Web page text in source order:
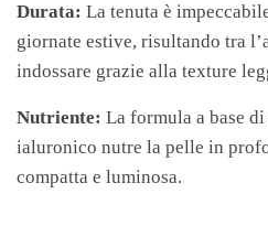
Durata: La tenuta è
giornate estive, risultando tra
indossare grazie alla texture
Nutriente: La formula a base
ialuronico nutre la pelle in
compatta e luminosa.